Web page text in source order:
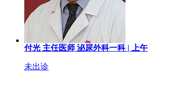
付光 主任医师 泌尿外科一科 | 上午
未出诊